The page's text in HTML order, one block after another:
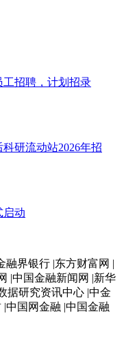
工招聘，计划招录
研流动站2026年招
启动
融界银行 |东方财富网 |
|中国金融新闻网 |新华
据研究资讯中心 |中金
中国网金融 |中国金融